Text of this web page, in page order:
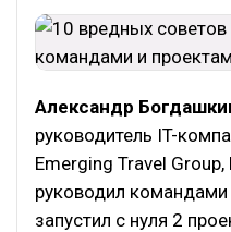
Александр
руководитель IT-
Emerging Travel Group,
руководил
запустил с нуля 2